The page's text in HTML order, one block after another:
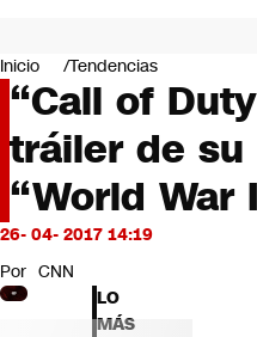
Negocios
Deportes
Programas completos
Cultura
Servicios
Bits
CNN tiempo
Futuro 360
Opinión
Inicio Tendencias
“Call of
tráiler de su
“World War
26- 04- 2017 14:19
Por CNN
LO
MÁS